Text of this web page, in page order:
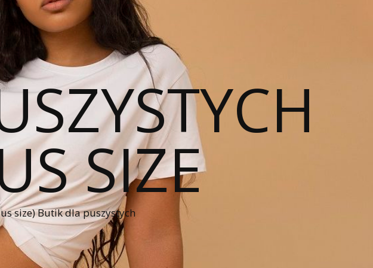
SIZE
size) Butik dla puszystych